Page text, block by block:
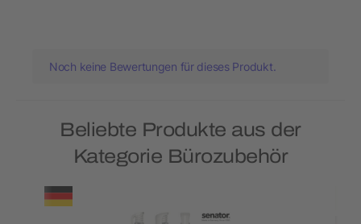
Noch keine Bewertungen für dieses Produkt.
Beliebte Produkte aus der
Kategorie Bürozubehör